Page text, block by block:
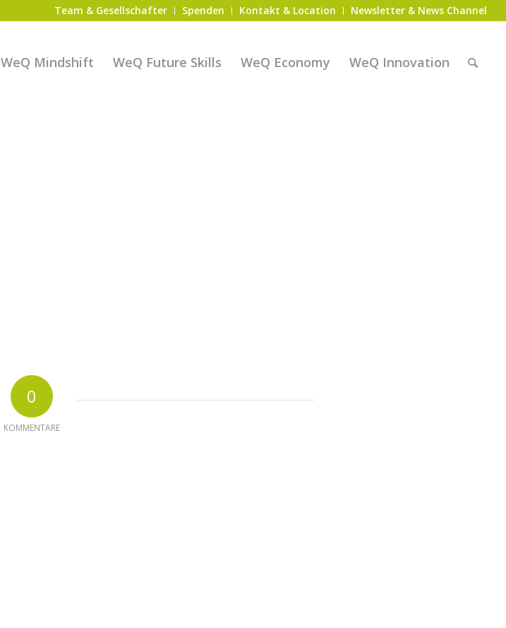
Team & Gesellschafter Spenden Kontakt & Location Newsletter & News Channel
WeQ Mindshift WeQ Future Skills WeQ Economy WeQ Innovation
0
KOMMENTARE